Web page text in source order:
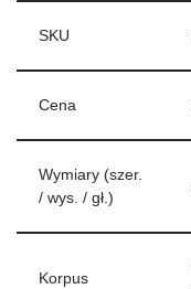
SKU
Cena
Wymiary (szer.
/ wys. / gł.)
Korpus